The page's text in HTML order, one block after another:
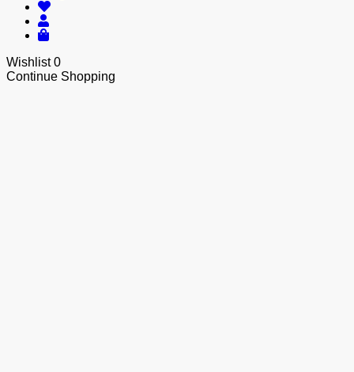
Wishlist0
Continue Shopping